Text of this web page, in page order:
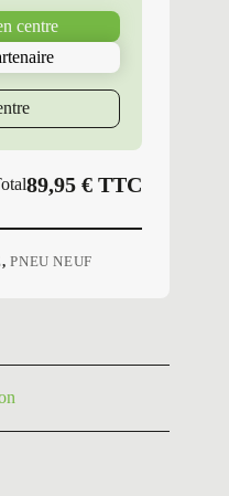
centre
89,95€ TTC
,PNEU NEUF